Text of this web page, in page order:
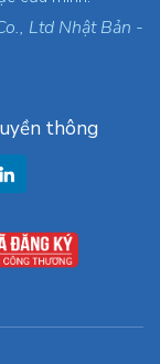
Ltd Nhật Bản -
thông